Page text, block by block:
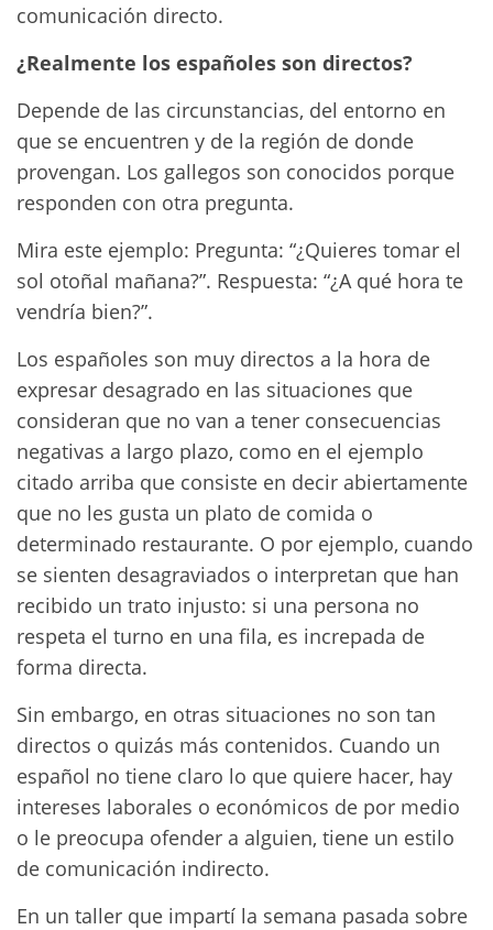
comunicación directo.
¿Realmente los españoles son directos?
Depende de las circunstancias, del entorno en
que se encuentren y de la región de donde
provengan. Los gallegos son conocidos porque
responden con otra pregunta.
Mira este ejemplo: Pregunta: “¿Quieres tomar el
sol otoñal mañana?”. Respuesta: “¿A qué hora te
vendría bien?”.
Los españoles son muy directos a la hora de
expresar desagrado en las situaciones que
consideran que no van a tener consecuencias
negativas a largo plazo, como en el ejemplo
citado arriba que consiste en decir abiertamente
que no les gusta un plato de comida o
determinado restaurante. O por ejemplo, cuando
se sienten desagraviados o interpretan que han
recibido un trato injusto: si una persona no
respeta el turno en una fila, es increpada de
forma directa.
Sin embargo, en otras situaciones no son tan
directos o quizás más contenidos. Cuando un
español no tiene claro lo que quiere hacer, hay
intereses laborales o económicos de por medio
o le preocupa ofender a alguien, tiene un estilo
de comunicación indirecto.
En un taller que impartí la semana pasada sobre